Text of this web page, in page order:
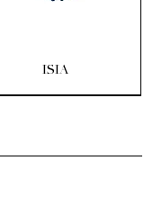
ISIA